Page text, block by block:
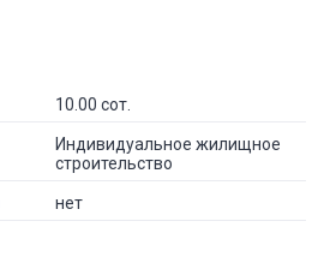
10.00 сот.
Индивидуальное жилищное
строительство
нет